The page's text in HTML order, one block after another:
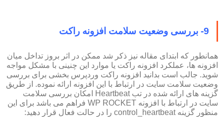
9- بررسی وضعیت سلامت افزونه راکت
همانطور که ابتدای مقاله نیز ذکر شد ممکن در اثر بروز تداخل میان
افزونه ها، عملکرد افزونه راکت یا موارد این چنینی با مشکل مواجه
شوید. جالب است بدانید افزونه راکت وردپرس بخشی برای بررسی
وضعیت سلامت سایت در ارتباط با این افزونه ارائه نموده. از طریق
گزینه های ارائه شده در تب Heartbeat امکان بررسی سلامت
سایت در ارتباط با افزونه WP ROCKET فراهم می باشد برای این
منظور گزینه control_heartbeat را در حالت فعال قرار دهید: